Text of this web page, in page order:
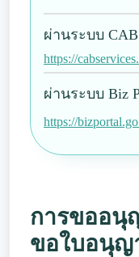
ผ่านระบบ CAB
https://
ผ่านระบบ Biz
https://
การขออนุ
ขอใบอนุญ